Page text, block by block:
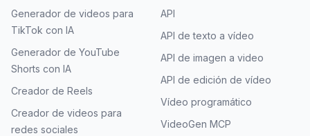
Generador de videos para
TikTok con IA
Generador de YouTube
Shorts con IA
Creador de Reels
Creador de videos para
redes sociales
API
API de texto a vídeo
API de imagen a video
API de edición de vídeo
Vídeo programático
VideoGen MCP